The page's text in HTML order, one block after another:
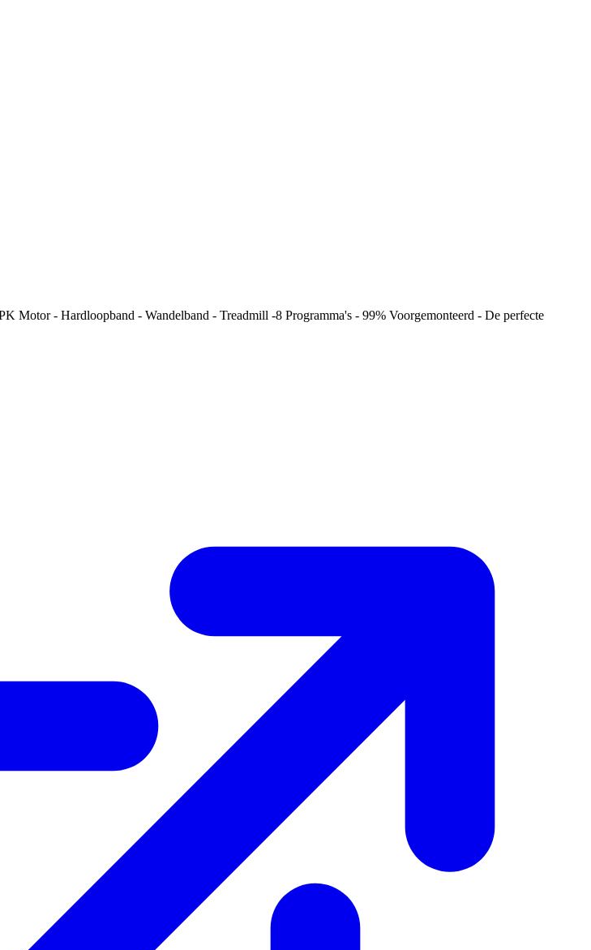
- Hardloopband - Wandelband - Treadmill -8 Programma's - 99% Voorgemonteerd - De perfecte